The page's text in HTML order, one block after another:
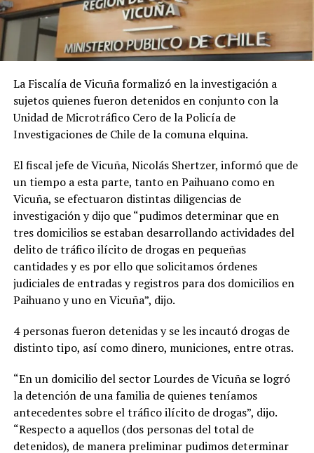
La Fiscalía de Vicuña formalizó en la investigación a
sujetos quienes fueron detenidos en conjunto con la
Unidad de Microtráfico Cero de la Policía de
Investigaciones de Chile de la comuna elquina.
El fiscal jefe de Vicuña, Nicolás Shertzer, informó que de
un tiempo a esta parte, tanto en Paihuano como en
Vicuña, se efectuaron distintas diligencias de
investigación y dijo que “pudimos determinar que en
tres domicilios se estaban desarrollando actividades del
delito de tráfico ilícito de drogas en pequeñas
cantidades y es por ello que solicitamos órdenes
judiciales de entradas y registros para dos domicilios en
Paihuano y uno en Vicuña”, dijo.
4 personas fueron detenidas y se les incautó drogas de
distinto tipo, así como dinero, municiones, entre otras.
“En un domicilio del sector Lourdes de Vicuña se logró
la detención de una familia de quienes teníamos
antecedentes sobre el tráfico ilícito de drogas”, dijo.
“Respecto a aquellos (dos personas del total de
detenidos), de manera preliminar pudimos determinar